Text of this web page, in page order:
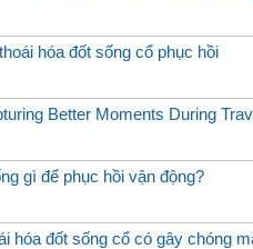
hóa đốt sống cổ phục hồi
Better Moments During
gì để phục hồi vận động?
hóa đốt sống cổ có gây chóng